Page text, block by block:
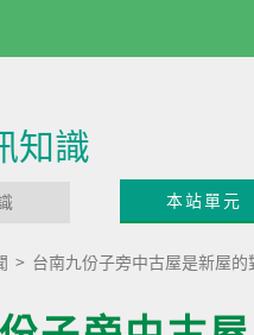
知識
本站單元
台南九份子旁中古屋是新屋的